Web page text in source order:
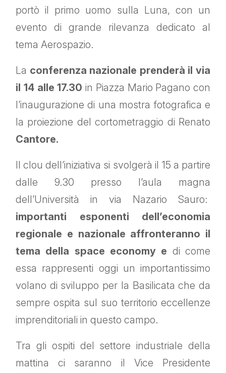
portò il primo uomo sulla Luna, con un
evento di grande rilevanza dedicato al
tema Aerospazio.
La conferenza nazionale prenderà il via
il 14 alle 17.30 in Piazza Mario Pagano con
l’inaugurazione di una mostra fotografica e
la proiezione del cortometraggio di Renato
Cantore.
Il clou dell’iniziativa si svolgerà il 15 a partire
dalle 9.30 presso l’aula magna
dell’Università in via Nazario Sauro:
importanti esponenti dell’economia
regionale e nazionale affronteranno il
tema della space economy e di come
essa rappresenti oggi un importantissimo
volano di sviluppo per la Basilicata che da
sempre ospita sul suo territorio eccellenze
imprenditoriali in questo campo.
Tra gli ospiti del settore industriale della
mattina ci saranno il Vice Presidente